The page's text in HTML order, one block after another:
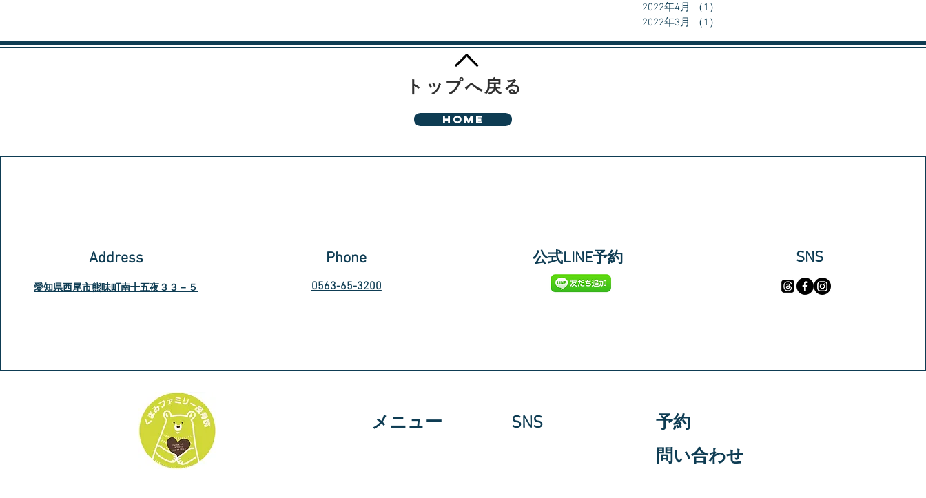
2022年4月
（1）
2022年3月
（1）
トップへ戻る
HOME
Address
愛知県西尾市熊味町南十五夜３３－５
Phone
0563-65-3200
​公式LINE予約 ​SNS
メニュー SNS
予約
問い合わせ